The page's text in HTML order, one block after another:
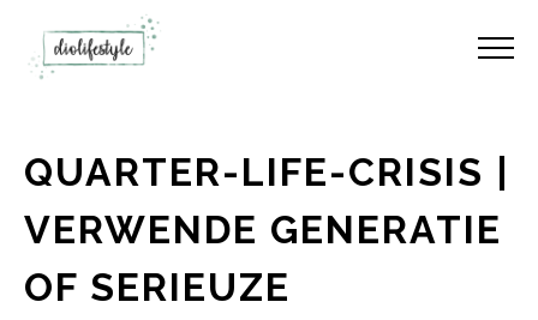
QUARTER-LIFE-CRISIS |
VERWENDE GENERATIE
OF SERIEUZE